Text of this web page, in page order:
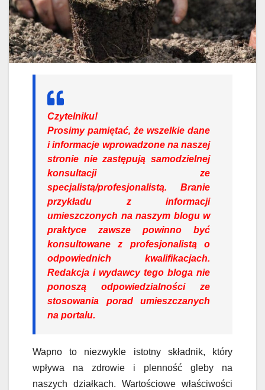
Czytelniku!
Prosimy pamiętać, że wszelkie dane
i informacje wprowadzone na naszej
stronie nie zastępują samodzielnej
konsultacji ze
specjalistą/profesjonalistą. Branie
przykładu z informacji
umieszczonych na naszym blogu w
praktyce zawsze powinno być
konsultowane z profesjonalistą o
odpowiednich kwalifikacjach.
Redakcja i wydawcy tego bloga nie
ponoszą odpowiedzialności ze
stosowania porad umieszczanych
na portalu.
Wapno to niezwykle istotny składnik, który
wpływa na zdrowie i plenność gleby na
naszych działkach. Wartościowe właściwości